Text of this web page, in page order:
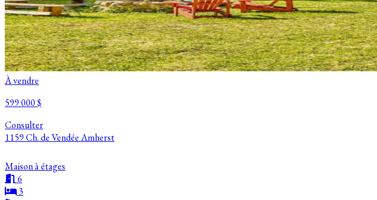
À vendre
599 000 $
Consulter
1159 Ch. de Vendée Amherst
Maison à étages
6
3